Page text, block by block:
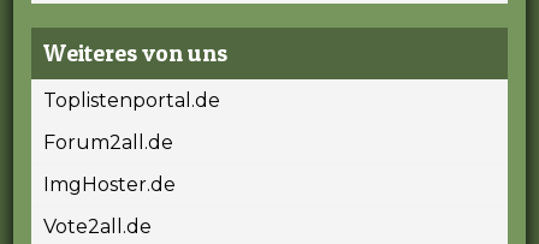
Weiteres von uns
Toplistenportal.de
Forum2all.de
ImgHoster.de
Vote2all.de